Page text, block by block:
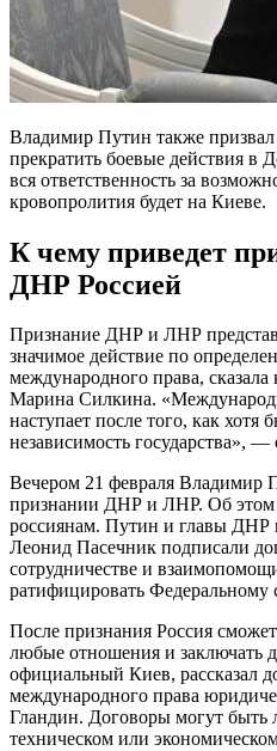
Владимир Путин также
прекратить боевые действия в
вся ответственность за
кровопролития будет на Киеве.
К чему приведет
ДНР Россией
Признание ДНР и ЛНР
значимое действие по
международного права,
Марина Силкина.
наступает после того, как хотя
независимость государства», —
Вечером 21 февраля Владимир
признании ДНР и ЛНР. Об
россиянам. Путин и главы
Леонид Пасечник подписали
сотрудничестве и
ратифицировать Федеральному
После признания Россия
любые отношения и заключать
официальный Киев, рассказал
международного права
Гландин. Договоры могут
техническом или